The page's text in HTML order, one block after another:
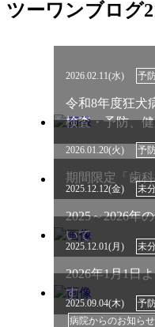
ツーワンブログ
2026.02.11(水) 予
令和8年度狂犬
検査・予防、
2026.01.20(火) 予
期間限定「歯
2025.12.12(金) 未
2025～2026年
いて
2025.12.01(月) 未
2026年1月1日
す
2025.09.04(木)
予
病院からのお知らせ